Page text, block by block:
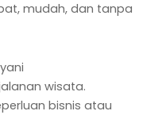
mudah, dan tanpa
wisata.
bisnis atau